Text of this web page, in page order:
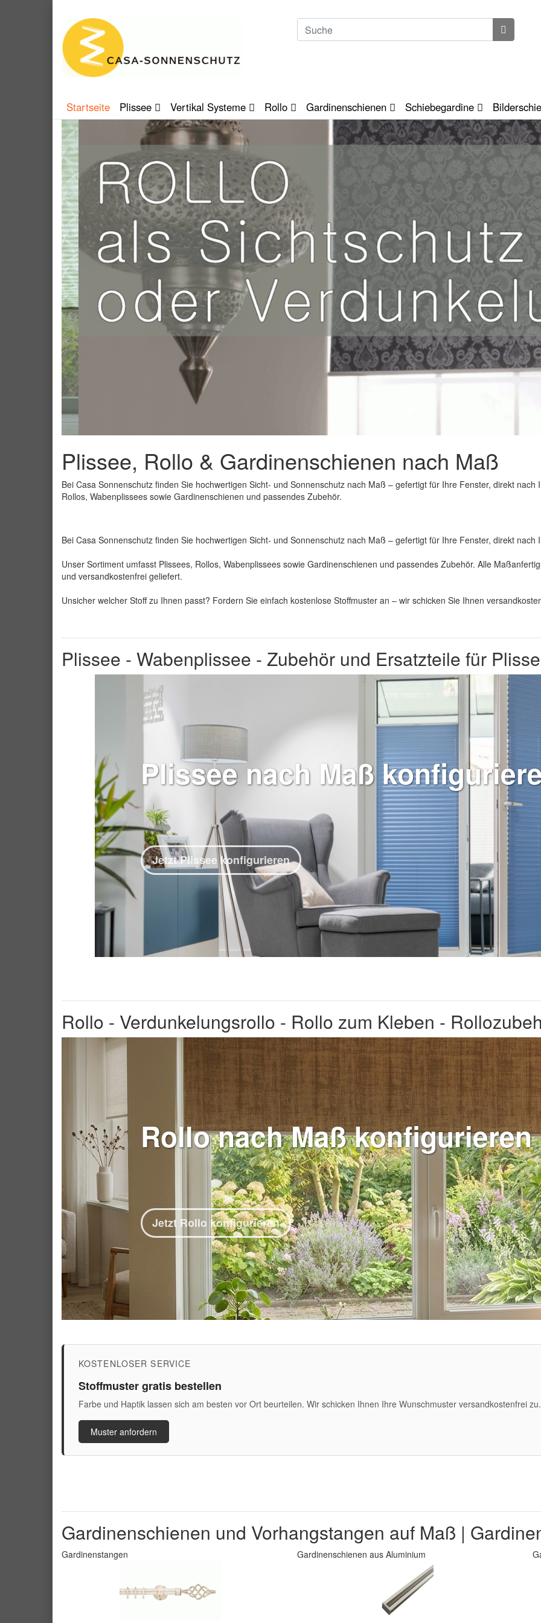
Startseite Plissee Vertikal Systeme Rollo Gardinenschienen Schiebegardine
Plissee, Rollo & Gardinenschienen nach Maß
Bei Casa Sonnenschutz finden Sie hochwertigen Sicht- und Sonnenschutz nach Maß – gefertigt für Ihre Fenster, direkt
Rollos, Wabenplissees sowie Gardinenschienen und passendes Zubehör.
Bei Casa Sonnenschutz finden Sie hochwertigen Sicht- und Sonnenschutz nach Maß – gefertigt für Ihre Fenster, direkt nach
Unser Sortiment umfasst Plissees, Rollos, Wabenplissees sowie Gardinenschienen und passendes Zubehör. Alle
und versandkostenfrei geliefert.
Unsicher welcher Stoff zu Ihnen passt? Fordern Sie einfach kostenlose Stoffmuster an – wir schicken Sie Ihnen
Plissee - Wabenplissee - Zubehör und Ersatzteile für
Plissee nach Maß
Jetzt Plissee konfigurieren
Rollo - Verdunkelungsrollo - Rollo zum Kleben -
Rollo nach Maß konfigurieren
Jetzt Rollo konfigurieren
KOSTENLOSER SERVICE
Stoffmuster gratis bestellen
Farbe und Haptik lassen sich am besten vor Ort beurteilen. Wir schicken Ihnen Ihre Wunschmuster versandkostenfrei zu.
Muster anfordern
Gardinenschienen und Vorhangstangen auf Maß |
Gardinenstangen Gardinenschienen aus Aluminium